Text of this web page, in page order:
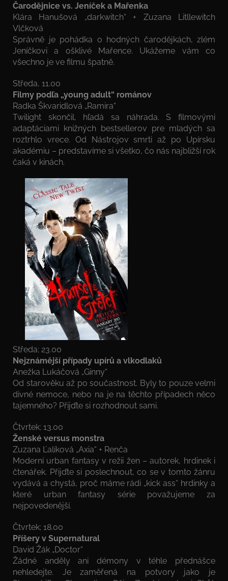
Čarodějnice vs. Jeníček a Mařenka
Klára Hanušová „darkwitch“ + Zuzana Litllewitch
Vlčková
Správně je pohádka o hodných čarodějkách, zlém
Jeníčkovi a ošklivé Mařence. Ukážeme vám co
všechno je ve filmu špatně.
Středa, 11.00
Filmy podľa „young adult“ románov
Radka Škvaridlová „Ramira“
Twilight skončil, hľadá sa náhrada. S filmovými
adaptáciami knižných bestsellerov pre mladých sa
roztrhlo vrece. Od Nástrojov smrti až po Upírsku
akadémiu – predstavíme si všetko, čo nás najbližší rok
čaká v kinách.
Středa; 23.00
Nejznámější případy upírů a vlkodlaků
Anežka Lukáčová „Ginny“
Od starověku až po součastnost. Byly to pouze velmi
divné nemoce, nebo na je na těchto případech něco
tajemného? Přijďte si rozhodnout sami.
Čtvrtek; 13.00
Ženské versus monstra
Zuzana Ľalíková „Axia“ + Renča
Moderní urban fantasy v režii žen – autorek, hrdinek i
čtenářek. Přijďte si poslechnout, co se v tomto žánru
vydává a chystá, proč máme rádi „kick ass“ hrdinky a
které urban fantasy série považujeme za
nejpovedenější.
Čtvrtek; 18.00
Příšery v Supernatural
David Žák „Doctor“
Žádné anděly ani démony v téhle přednášce
nehledejte. Je zaměřená na potvory jako je